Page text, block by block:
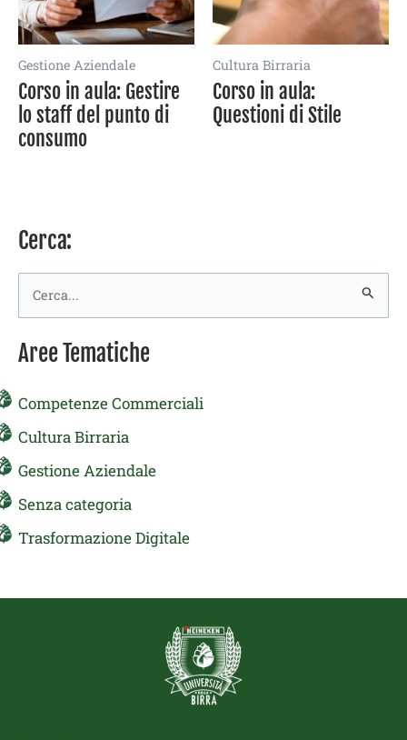
Gestione Aziendale
Corso in aula: Gestire
lo staff del punto di
consumo
Cultura Birraria
Corso in aula:
Questioni di Stile
Cerca:
Cerca:
Aree Tematiche
Competenze Commerciali
Cultura Birraria
Gestione Aziendale
Senza categoria
Trasformazione Digitale